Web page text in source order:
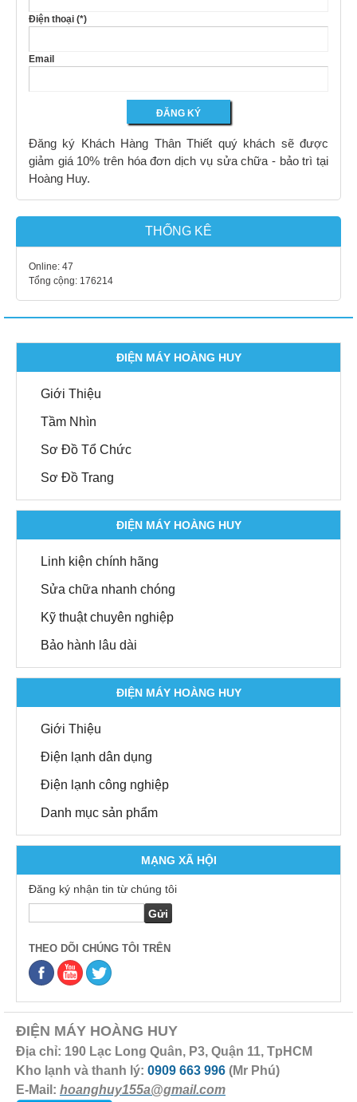
Điện thoại (*)
Email
Đăng ký Khách Hàng Thân Thiết quý khách sẽ được
giảm giá 10% trên hóa đơn dịch vụ sửa chữa - bảo trì tại
Hoàng Huy.
THỐNG KÊ
Online: 47
Tổng cộng: 176214
ĐIỆN MÁY HOÀNG HUY
Giới Thiệu
Tầm Nhìn
Sơ Đồ Tổ Chức
Sơ Đồ Trang
ĐIỆN MÁY HOÀNG HUY
Linh kiện chính hãng
Sửa chữa nhanh chóng
Kỹ thuật chuyên nghiệp
Bảo hành lâu dài
ĐIỆN MÁY HOÀNG HUY
Giới Thiệu
Điện lạnh dân dụng
Điện lạnh công nghiệp
Danh mục sản phẩm
MẠNG XÃ HỘI
Đăng ký nhận tin từ chúng tôi
THEO DÕI CHÚNG TÔI TRÊN
ĐIỆN MÁY HOÀNG HUY
Địa chỉ: 190 Lạc Long Quân, P3, Quận 11, TpHCM
Kho lạnh và thanh lý: 0909 663 996 (Mr Phú)
E-Mail: hoanghuy155a@gmail.com